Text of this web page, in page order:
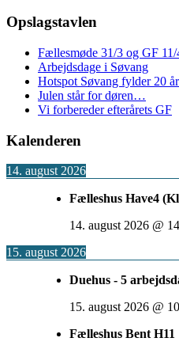
Opslagstavlen
Fællesmøde 31/3 og GF 11/
Arbejdsdage i Søvang
Hotspot Søvang fylder 20
Julen står for døren…
Vi forbereder efterårets GF
Kalenderen
14. august 2026
Fælleshus Have4
14. august 2026 @
15. august 2026
Duehus - 5
15. august 2026 @
Fælleshus Bent H11